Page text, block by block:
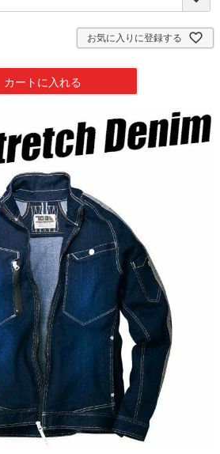
お気に入りに登録する
カートに入れる